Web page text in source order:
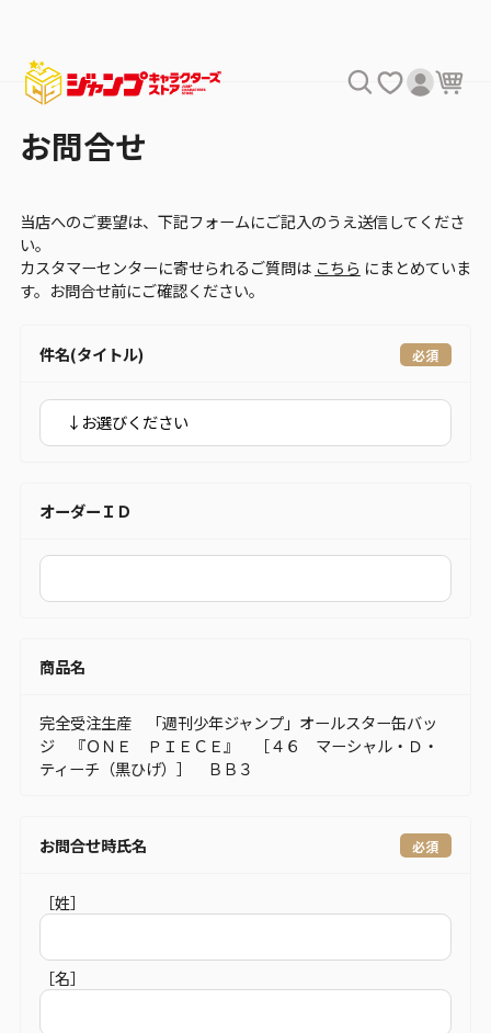
お問合せ
当店へのご要望は、下記フォームにご記入のうえ送信してくださ
い。
カスタマーセンターに寄せられるご質問は こちら にまとめていま
す。お問合せ前にご確認ください。
件名(タイトル)
オーダーＩＤ
商品名
完全受注生産 「週刊少年ジャンプ」オールスター缶バッ
ジ 『ＯＮＥ ＰＩＥＣＥ』 ［４６ マーシャル・Ｄ・
ティーチ（黒ひげ）］ ＢＢ３
お問合せ時氏名
［姓］
［名］